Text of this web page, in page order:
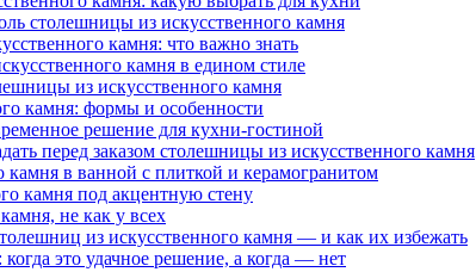
столешницы из искусственного камня
камня: что важно знать
камня в едином стиле
из искусственного камня
камня: формы и особенности
решение для кухни-гостиной
перед заказом столешницы из искусственного камня
камня в ванной с плиткой и керамогранитом
камня под акцентную стену
не как у всех
из искусственного камня — и как их избежать
это удачное решение, а когда — нет